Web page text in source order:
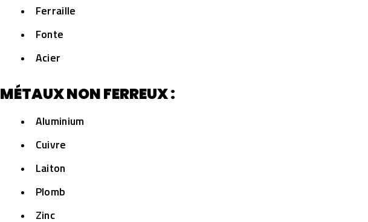
Ferraille
Fonte
Acier
MÉTAUX NON FERREUX :
Aluminium
Cuivre
Laiton
Plomb
Zinc